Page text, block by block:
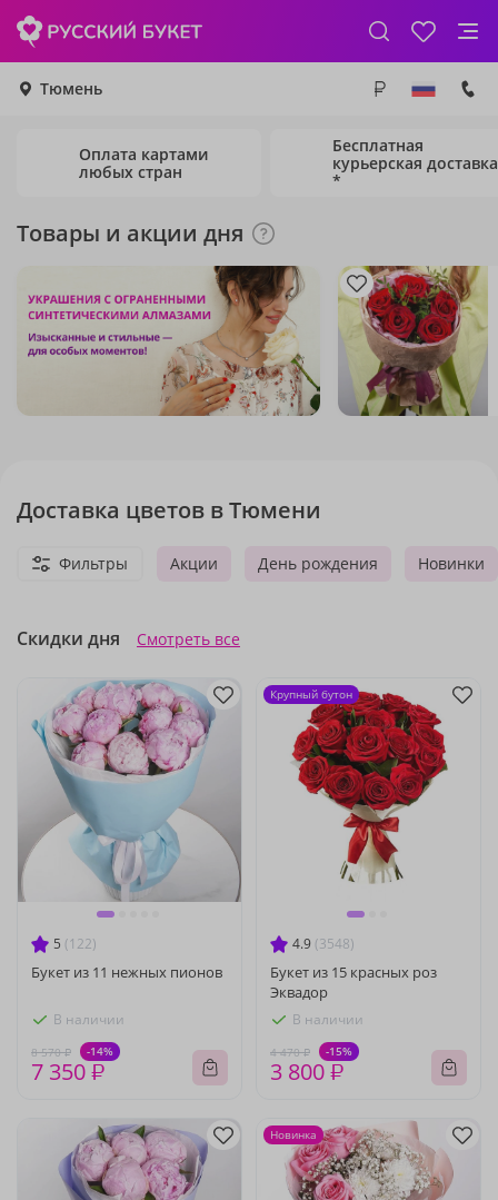
Тюмень
Оплата картами
любых стран
Бесплатная
курьерская доставка
*
Товары и акции дня
Доставка цветов в Тюмени
Акции День рождения Новинки
Фильтры
Скидки дня Смотреть все
5 (122)
Букет из 11 нежных пионов
В наличии
8 570 ₽ -14%
7 350 ₽
4.9 (3548)
Букет из 15 красных роз
Эквадор
В наличии
4 470 ₽ -15%
3 800 ₽
Крупный бутон
Новинка